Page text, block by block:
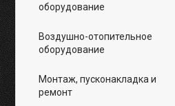
оборудование
Воздушно-отопительное
оборудование
Монтаж, пусконакладка и
ремонт